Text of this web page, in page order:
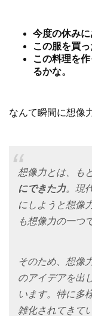
今度の休みに
この服を買
この料理を
るかな。
なんて瞬間に想像
想像力とは、も
にできた力。現
にしようと想像
も想像力の一つ
そのため、想像
のアイデアを出
います。特に多
雑化されてきて